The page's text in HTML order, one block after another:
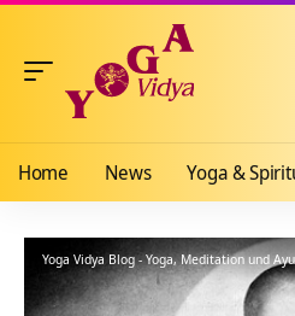
Home News Yoga &
Yoga Vidya Blog - Yoga, Meditation und